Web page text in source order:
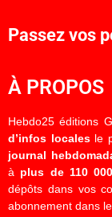
Passez vos
À PROPOS
Hebdo25 éditions
d’infos localesle
journal
à plus de 110
dépôts dans vos
abonnement dans